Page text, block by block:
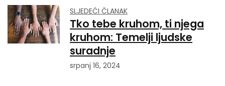
SLJEDEĆI ČLANAK
Tko tebe kruhom, ti njega
kruhom: Temelji ljudske
suradnje
srpanj 16, 2024